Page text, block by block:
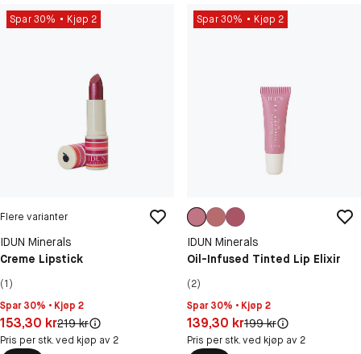
Spar 30% Kjøp 2
Flere varianter
IDUN Minerals
Creme Lipstick
(1)
Spar 30% • Kjøp 2
Pris: 153,30 kr
153,30 krOriginal pris:
219 kr
Pris per stk. ved kjøp av 2
Spar 30% Kjøp 2
IDUN Minerals
Oil-Infused Tinted Lip Elixir
(2)
Spar 30% • Kjøp 2
Pris: 139,30 kr
139,30 krOriginal pris:
199 kr
Pris per stk. ved kjøp av 2